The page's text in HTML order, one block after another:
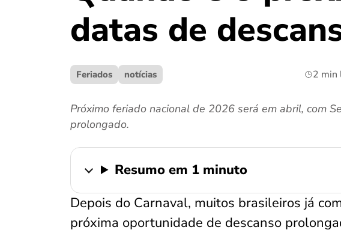
datas de
Feriados notícias 2 min
Próximo feriado nacional de 2026 será em abril, com
prolongado.
Resumo em 1 minuto
Depois do Carnaval, muitos brasileiros já
próxima oportunidade de descanso